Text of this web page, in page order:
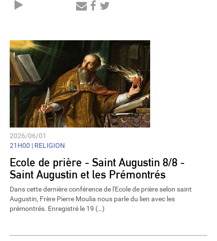
2026/06/01
21H00 | RELIGION
Ecole de prière - Saint Augustin 8/8 -
Saint Augustin et les Prémontrés
Dans cette dernière conférence de l'Ecole de prière selon saint
Augustin, Frère Pierre Moulia nous parle du lien avec les
prémontrés. Enregistré le 19 (…)